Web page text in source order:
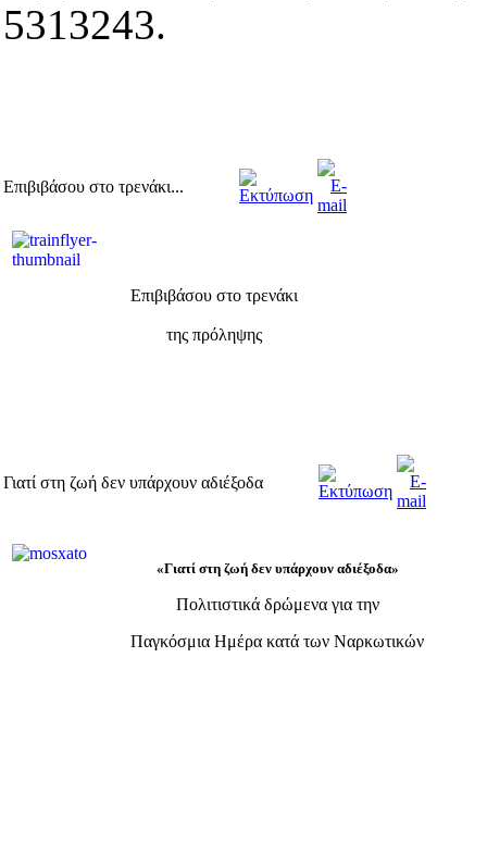
5313243.
Επιβιβάσου στο τρενάκι...
Επιβιβάσου στο τρενάκι
της πρόληψης
Γιατί στη ζωή δεν υπάρχουν αδιέξοδα
«Γιατί στη ζωή δεν υπάρχουν αδιέξοδα»
Πολιτιστικά δρώμενα για την
Παγκόσμια Ημέρα κατά των Ναρκωτικών